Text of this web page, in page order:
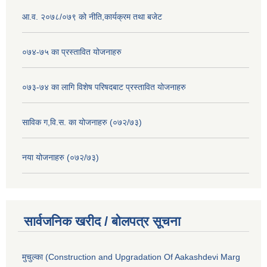
आ.व. २०७८/०७९ को नीति,कार्यक्रम तथा बजेट
०७४-७५ का प्रस्तावित योजनाहरु
०७३-७४ का लागि विशेष परिषदबाट प्रस्तावित योजनाहरु
साविक ग,वि.स. का योजनाहरु (०७२/७३)
नया योजनाहरु (०७२/७३)
सार्वजनिक खरीद / बोलपत्र सूचना
मुचुल्का (Construction and Upgradation Of Aakashdevi Marg